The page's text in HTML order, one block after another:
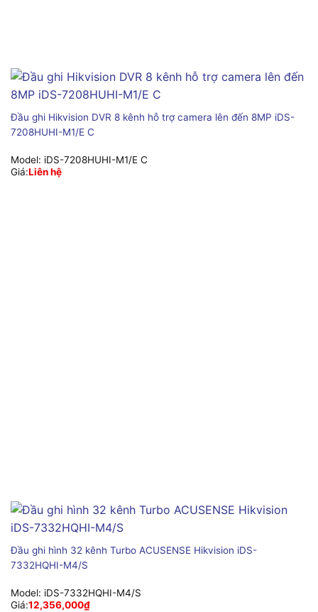
Đầu ghi Hikvision DVR 8 kênh hỗ trợ camera lên đến 8MP iDS-
7208HUHI-M1/E C
Model: iDS-7208HUHI-M1/E C
Giá:Liên hệ
Đầu ghi hình 32 kênh Turbo ACUSENSE Hikvision iDS-
7332HQHI-M4/S
Model: iDS-7332HQHI-M4/S
Giá:12,356,000₫